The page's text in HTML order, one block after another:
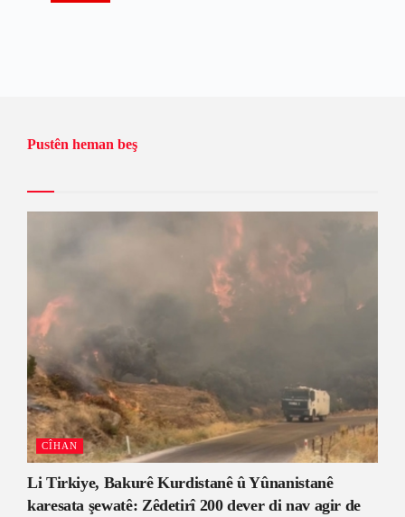
Pustên heman beş
CÎHAN
Li Tirkiye, Bakurê Kurdistanê û Yûnanistanê
karesata şewatê: Zêdetirî 200 dever di nav agir de